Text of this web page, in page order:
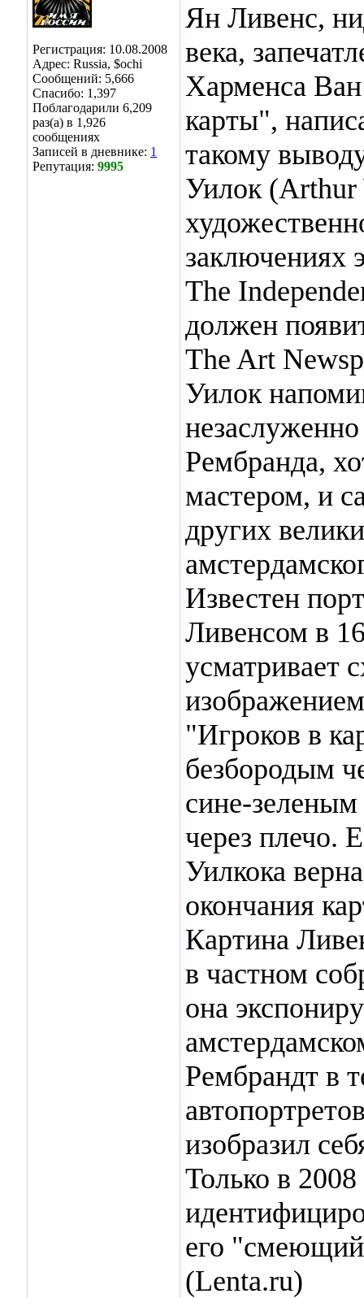
Регистрация: 10.08.2008
Адрес: Russia, $ochi
Сообщений: 5,666
Спасибо: 1,397
Поблагодарили 6,209
раз(а) в 1,926
сообщениях
Записей в дневнике: 1
Репутация: 9995
Ян Ливенс,
века,
Харменса
карты",
такому
Уилок (Arthur
заключениях
The
должен
The Art
Уилок
Рембранда,
мастером, и
других
Известен
Ливенсом в
усматривает
"Игроков в
безбородым
сине-
через плечо.
Уилкока
окончания
Картина
в частном
она
Рембрандт в
изобразил
Только в
его
(Lenta.ru)